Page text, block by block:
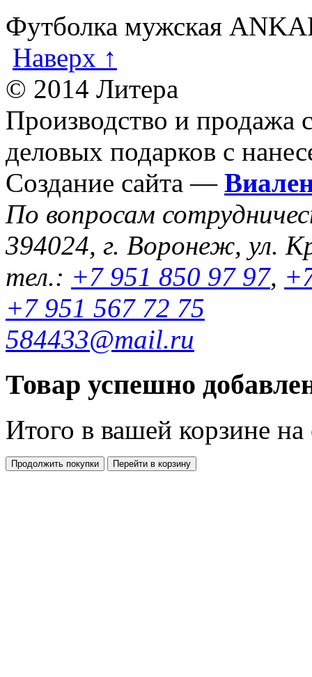
Футболка мужская
Наверх ↑
© 2014 Литера
Производство и продажа
деловых подарков с
Создание сайта —
По вопросам
394024, г. Воронеж, ул.
тел.: +7 951 850 97 97,
+7 951 567 72 75
584433@mail.ru
Товар успешно
Итого в вашей корзине
Продолжить покупки Перейти в корзину